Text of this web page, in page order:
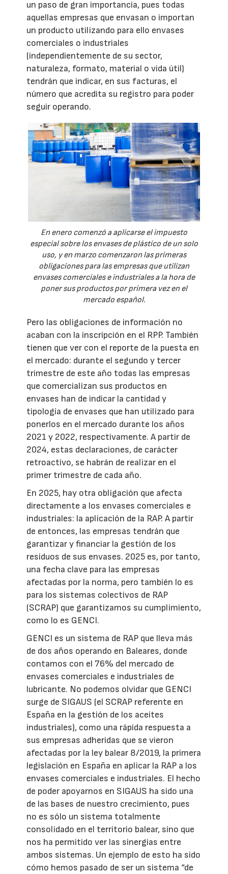
un paso de gran importancia, pues todas
aquellas empresas que envasan o importan
un producto utilizando para ello envases
comerciales o industriales
(independientemente de su sector,
naturaleza, formato, material o vida útil)
tendrán que indicar, en sus facturas, el
número que acredita su registro para poder
seguir operando.
En enero comenzó a aplicarse el impuesto
especial sobre los envases de plástico de un solo
uso, y en marzo comenzaron las primeras
obligaciones para las empresas que utilizan
envases comerciales e industriales a la hora de
poner sus productos por primera vez en el
mercado español.
Pero las obligaciones de información no
acaban con la inscripción en el RPP. También
tienen que ver con el reporte de la puesta en
el mercado: durante el segundo y tercer
trimestre de este año todas las empresas
que comercializan sus productos en
envases han de indicar la cantidad y
tipología de envases que han utilizado para
ponerlos en el mercado durante los años
2021 y 2022, respectivamente. A partir de
2024, estas declaraciones, de carácter
retroactivo, se habrán de realizar en el
primer trimestre de cada año.
En 2025, hay otra obligación que afecta
directamente a los envases comerciales e
industriales: la aplicación de la RAP. A partir
de entonces, las empresas tendrán que
garantizar y financiar la gestión de los
residuos de sus envases. 2025 es, por tanto,
una fecha clave para las empresas
afectadas por la norma, pero también lo es
para los sistemas colectivos de RAP
(SCRAP) que garantizamos su cumplimiento,
como lo es GENCI.
GENCI es un sistema de RAP que lleva más
de dos años operando en Baleares, donde
contamos con el 76% del mercado de
envases comerciales e industriales de
lubricante. No podemos olvidar que GENCI
surge de SIGAUS (el SCRAP referente en
España en la gestión de los aceites
industriales), como una rápida respuesta a
sus empresas adheridas que se vieron
afectadas por la ley balear 8/2019, la primera
legislación en España en aplicar la RAP a los
envases comerciales e industriales. El hecho
de poder apoyarnos en SIGAUS ha sido una
de las bases de nuestro crecimiento, pues
no es sólo un sistema totalmente
consolidado en el territorio balear, sino que
nos ha permitido ver las sinergias entre
ambos sistemas. Un ejemplo de esto ha sido
cómo hemos pasado de ser un sistema “de